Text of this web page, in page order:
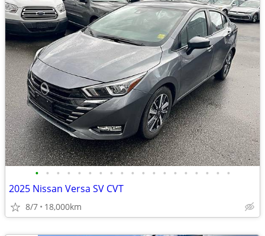
• • • • • • • • • • • • • • • • • • •
2025 Nissan Versa SV CVT
8/7 18,000km